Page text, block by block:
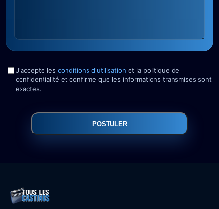
J'accepte les conditions d'utilisation et la politique de
confidentialité et confirme que les informations transmises sont
exactes.
POSTULER